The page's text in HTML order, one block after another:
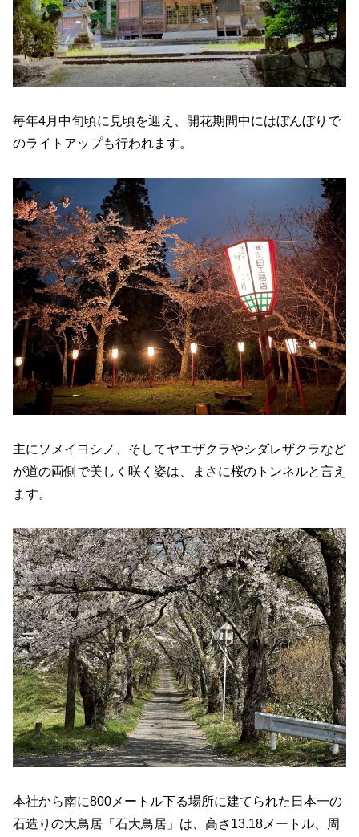
毎年4月中旬頃に見頃を迎え、開花期間中にはぼんぼりで
のライトアップも行われます。
主にソメイヨシノ、そしてヤエザクラやシダレザクラなど
が道の両側で美しく咲く姿は、まさに桜のトンネルと言え
ます。
本社から南に800メートル下る場所に建てられた日本一の
石造りの大鳥居「石大鳥居」は、高さ13.18メートル、周